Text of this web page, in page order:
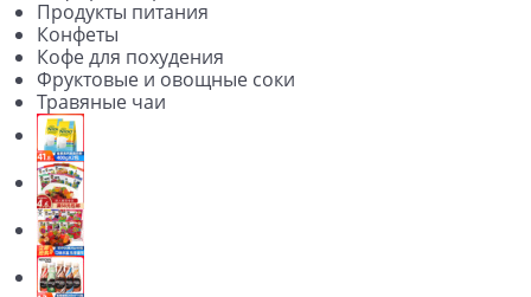
Продукты питания
Конфеты
Кофе для похудения
Фруктовые и овощные соки
Травяные чаи